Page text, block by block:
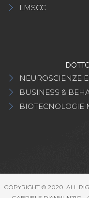
LMSCC
NEUROSCIENZE
BUSINESS &
BIOTECNOLOGIE
COPYRIGHT © 2020. ALL